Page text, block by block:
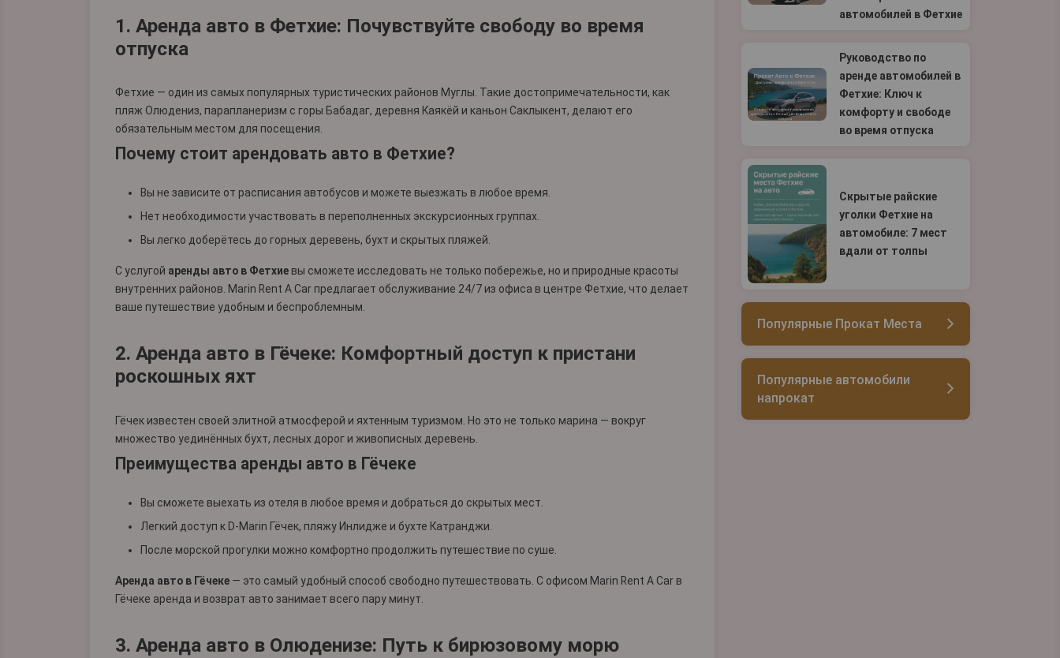
1. Аренда авто в Фетхие: Почувствуйте свободу во время
отпуска
Фетхие — один из самых популярных туристических районов Муглы. Такие достопримечательности, как
пляж Олюдениз, парапланеризм с горы Бабадаг, деревня Каякёй и каньон Саклыкент, делают его
обязательным местом для посещения.
Почему стоит арендовать авто в Фетхие?
Вы не зависите от расписания автобусов и можете выезжать в любое время.
Нет необходимости участвовать в переполненных экскурсионных группах.
Вы легко доберётесь до горных деревень, бухт и скрытых пляжей.
С услугой аренды авто в Фетхиевы сможете исследовать не только побережье, но и природные красоты
внутренних районов. Marin Rent A Car предлагает обслуживание 24/7 из офиса в центре Фетхие, что делает
ваше путешествие удобным и беспроблемным.
2. Аренда авто в Гёчеке: Комфортный доступ к пристани
роскошных яхт
Гёчек известен своей элитной атмосферой и яхтенным туризмом. Но это не только марина — вокруг
множество уединённых бухт, лесных дорог и живописных деревень.
Преимущества аренды авто в Гёчеке
Вы сможете выехать из отеля в любое время и добраться до скрытых мест.
Легкий доступ к D-Marin Гёчек, пляжу Инлидже и бухте Катранджи.
После морской прогулки можно комфортно продолжить путешествие по суше.
Аренда авто в Гёчеке — это самый удобный способ свободно путешествовать. С офисом Marin Rent A Car в
Гёчеке аренда и возврат авто занимает всего пару минут.
3. Аренда авто в Олюденизе: Путь к бирюзовому морю
автомобилей в Фетхие
Руководство по
аренде автомобилей в
Фетхие: Ключ к
комфорту и свободе
во время отпуска
Скрытые райские
уголки Фетхие на
автомобиле: 7 мест
вдали от толпы
Популярные Прокат Места
Популярные автомобили
напрокат